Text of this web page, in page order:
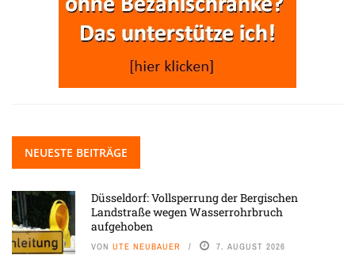
NEUESTE BEITRÄGE
Düsseldorf: Vollsperrung der Bergischen
Landstraße wegen Wasserrohrbruch
aufgehoben
VON UTE NEUBAUER 7. AUGUST 2026